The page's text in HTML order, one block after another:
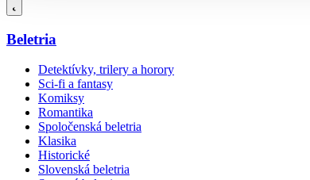
Beletria
Detektívky, trilery a horory
Sci-fi a fantasy
Komiksy
Romantika
Spoločenská beletria
Klasika
Historické
Slovenská beletria